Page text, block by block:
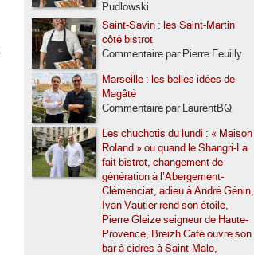
Pudlowski
Saint-Savin : les Saint-Martin
côté bistrot
Commentaire par Pierre Feuilly
Marseille : les belles idées de
Magâté
Commentaire par LaurentBQ
Les chuchotis du lundi : « Maison
Roland » ou quand le Shangri-La
fait bistrot, changement de
génération à l’Abergement-
Clémenciat, adieu à André Génin,
Ivan Vautier rend son étoile,
Pierre Gleize seigneur de Haute-
Provence, Breizh Café ouvre son
bar à cidres à Saint-Malo,